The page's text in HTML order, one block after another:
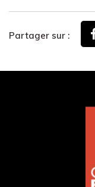
Partager sur :